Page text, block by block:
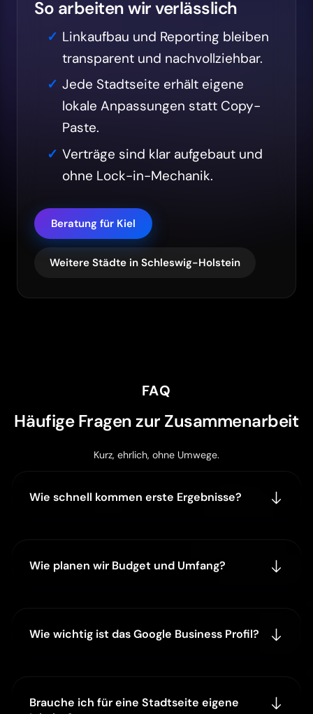
So arbeiten wir verlässlich
Linkaufbau und Reporting bleiben
transparent und nachvollziehbar.
Jede Stadtseite erhält eigene
lokale Anpassungen statt Copy-
Paste.
Verträge sind klar aufgebaut und
ohne Lock-in-Mechanik.
Beratung für Kiel
Weitere Städte in Schleswig-Holstein
FAQ
Häufige Fragen zur Zusammenarbeit
Kurz, ehrlich, ohne Umwege.
Wie schnell kommen erste Ergebnisse?
Wie planen wir Budget und Umfang?
Wie wichtig ist das Google Business Profil?
Brauche ich für eine Stadtseite eigene